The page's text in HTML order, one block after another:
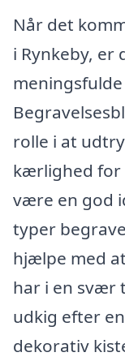
Når det
i Rynkeby, er
rolle i at
kærlighed for
være en god
typer
hjælpe med
har i en svær
udkig efter
dekorativ